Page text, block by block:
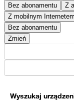
Bez abonamentu
Z
Z mobilnym
Bez abonamentu
Zmień
Wyszukaj